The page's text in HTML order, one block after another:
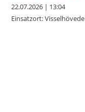
22.07.2026 | 13:04
Einsatzort: Visselhövede